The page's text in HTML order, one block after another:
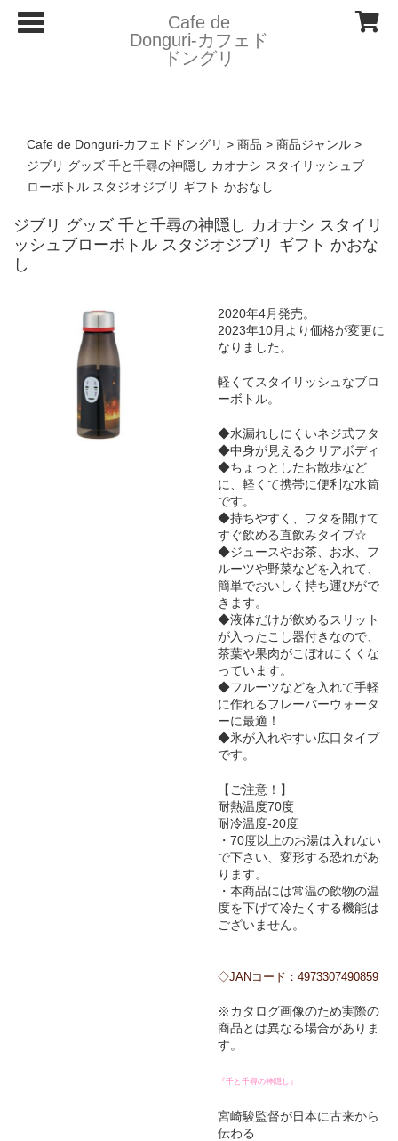
T
o
i
g
a
t
o
n
Cafe de
Donguri- カフェド
ドングリ
Cafe de Donguri- カフェドドングリ > 商品 > 商品ジャンル >
ジブリ グッズ 千と千尋の神隠し カオナシ スタイリッシュブ
ローボトル スタジオジブリ ギフト かおなし
ジブリ グッズ 千と千尋の神隠し カオナシ スタイリ
ッシュブローボトル スタジオジブリ ギフト かおな
し
2020年4月発売。
2023年10月より価格が変更に
なりました。
軽くてスタイリッシュなブロ
ーボトル。
◆水漏れしにくいネジ式フタ
◆中身が見えるクリアボディ
◆ちょっとしたお散歩など
に、軽くて携帯に便利な水筒
です。
◆持ちやすく、フタを開けて
すぐ飲める直飲みタイプ☆
◆ジュースやお茶、お水、フ
ルーツや野菜などを入れて、
簡単でおいしく持ち運びがで
きます。
◆液体だけが飲めるスリット
が入ったこし器付きなので、
茶葉や果肉がこぼれにくくな
っています。
◆フルーツなどを入れて手軽
に作れるフレーバーウォータ
ーに最適！
◆氷が入れやすい広口タイプ
です。
【ご注意！】
耐熱温度70度
耐冷温度-20度
・70度以上のお湯は入れない
で下さい、変形する恐れがあ
ります。
・本商品には常温の飲物の温
度を下げて冷たくする機能は
ございません。
◇JANコード：4973307490859
※カタログ画像のため実際の
商品とは異なる場合がありま
す。
『千と千尋の神隠し』
宮崎駿監督が日本に古来から
伝わる